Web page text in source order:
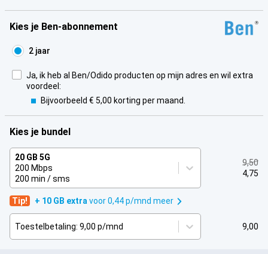
Kies je Ben-abonnement
2 jaar
Ja, ik heb al Ben/Odido producten op mijn adres en wil extra
voordeel:
Bijvoorbeeld € 5,00 korting per maand.
Kies je bundel
20 GB 5G
200 Mbps
200 min / sms
9,50
4,75
Tip! + 10 GB extra voor 0,44 p/mnd meer
Toestelbetaling: 9,00 p/mnd 9,00